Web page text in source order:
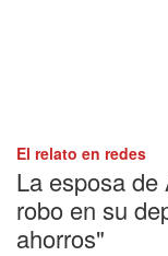
El relato en redes
La esposa
robo en su
ahorros"